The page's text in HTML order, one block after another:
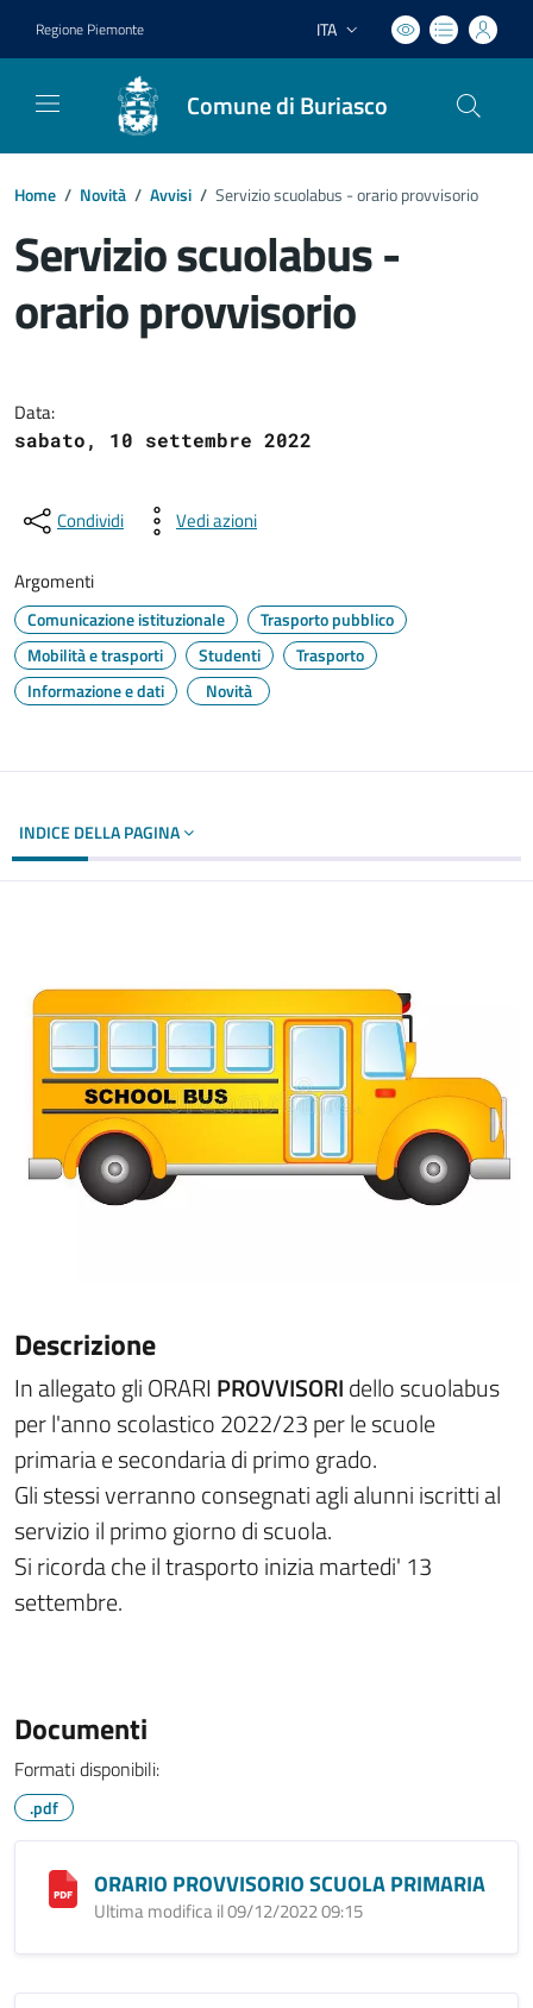
Regione Piemonte Lingua attiva:
ITA
Comune di Buriasco
Home / Novità / Avvisi / Servizio scuolabus - orario provvisorio
Servizio scuolabus -
orario provvisorio
Data:
sabato, 10 settembre 2022
Condividi Vedi azioni
Argomenti
Comunicazione istituzionale
Trasporto pubblico
Mobilità e trasporti
Studenti
Trasporto
Informazione e dati
Novità
INDICE DELLA PAGINA
Descrizione
In allegato gli ORARI PROVVISORIdello scuolabus
per l'anno scolastico 2022/23 per le scuole
primaria e secondaria di primo grado.
Gli stessi verranno consegnati agli alunni iscritti al
servizio il primo giorno di scuola.
Si ricorda che il trasporto inizia martedi' 13
settembre.
Documenti
Formati disponibili:
.pdf
ORARIO PROVVISORIO SCUOLA PRIMARIA
Ultima modifica il 09/12/2022 09:15